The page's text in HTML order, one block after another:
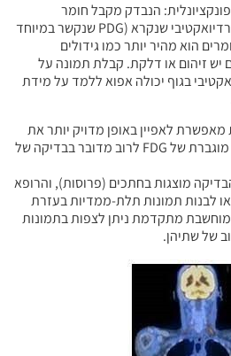
הנבדק מקבל חומר
רדיואקטיבי (בדרך כלל סוכר רדיואקטיבי שנקרא (PDG שנקשר במיוחד
הוא מהיר יותר כמו גידולים
יש זיהום או דלקת. קבלת תמונה על
בגוף יכולה אפוא ללמד על מידת
מאפשרת לאפיין באופן מדויק יותר את
האזורים שבהם קיימת קליטה מוגברת של FDG לרוב מדובר בבדיקה של
מוצגות בחתכים (פרוסות), והרופא
או לבנות תמונות תלת-ממדיות בעזרת
מתקדמת ניתן לצפות בתמונות
של שתיהן.